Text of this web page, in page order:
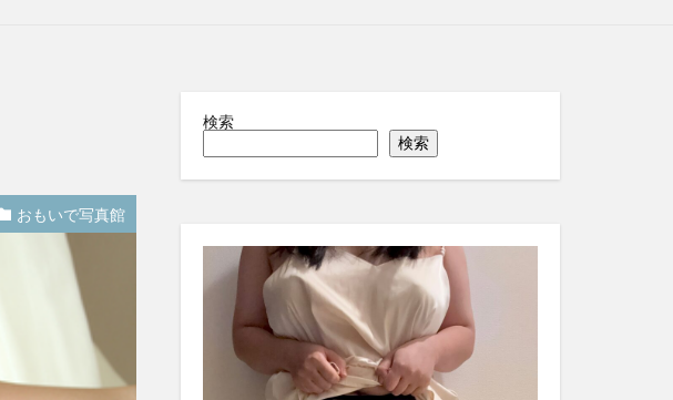
おもいで写真館
検索
検索